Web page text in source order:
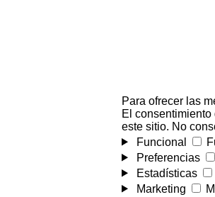
Para ofrecer las
El
este sitio. No
Funcional
Preferencias
Estadísticas
Marketing